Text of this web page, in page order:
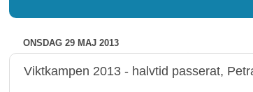
ONSDAG 29 MAJ 2013
Viktkampen 2013 - halvtid passerat,